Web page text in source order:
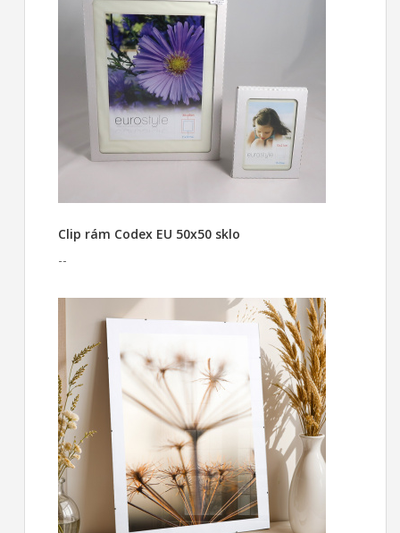
Clip rám Codex EU 50x50 sklo
--